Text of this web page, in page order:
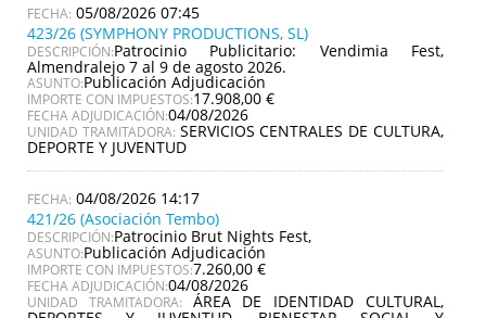
05/08/2026 07:45
423/26 (SYMPHONY PRODUCTIONS, SL)
DESCRIPCIÓN:Patrocinio Publicitario: Vendimia Fest,
Almendralejo 7 al 9 de agosto 2026.
ASUNTO:Publicación Adjudicación
IMPORTE CON IMPUESTOS:17.908,00 €
FECHA ADJUDICACIÓN:04/08/2026
UNIDAD TRAMITADORA: SERVICIOS CENTRALES DE CULTURA,
DEPORTE Y JUVENTUD
04/08/2026 14:17
421/26 (Asociación Tembo)
DESCRIPCIÓN:Patrocinio Brut Nights Fest,
ASUNTO:Publicación Adjudicación
IMPORTE CON IMPUESTOS:7.260,00 €
FECHA ADJUDICACIÓN:04/08/2026
UNIDAD TRAMITADORA: ÁREA DE IDENTIDAD CULTURAL,